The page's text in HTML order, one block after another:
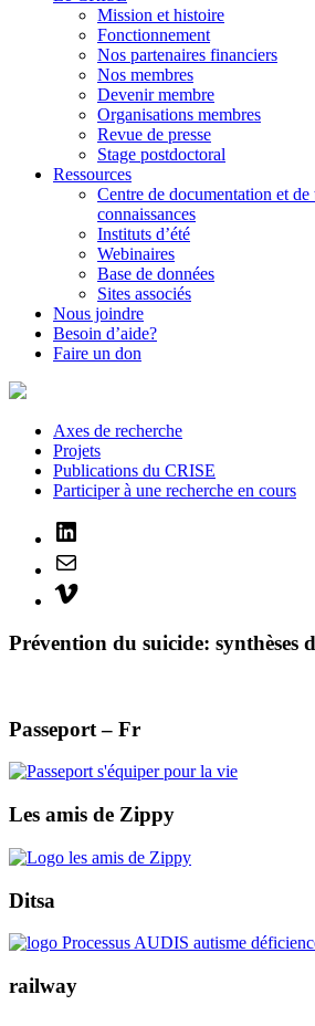
Mission et histoire
Fonctionnement
Nos partenaires financiers
Nos membres
Devenir membre
Organisations membres
Revue de presse
Stage postdoctoral
Ressources
Centre de documentation et de
connaissances
Instituts d’été
Webinaires
Base de données
Sites associés
Nous joindre
Besoin d’aide?
Faire un don
Axes de recherche
Projets
Publications du CRISE
Participer à une recherche en cours
Prévention du suicide: synthèses
Passeport – Fr
Les amis de Zippy
Ditsa
railway